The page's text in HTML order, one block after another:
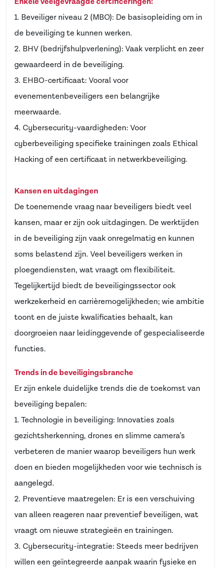
1. Beveiliger niveau 2 (MBO): De basisopleiding om in
de beveiliging te kunnen werken.
2. BHV (bedrijfshulpverlening): Vaak verplicht en zeer
gewaardeerd in de beveiliging.
3. EHBO-certificaat: Vooral voor
evenementenbeveiligers een belangrijke
meerwaarde.
4. Cybersecurity-vaardigheden: Voor
cyberbeveiliging specifieke trainingen zoals Ethical
Hacking of een certificaat in netwerkbeveiliging.
Kansen en uitdagingen
De toenemende vraag naar beveiligers biedt veel
kansen, maar er zijn ook uitdagingen. De werktijden
in de beveiliging zijn vaak onregelmatig en kunnen
soms belastend zijn. Veel beveiligers werken in
ploegendiensten, wat vraagt om flexibiliteit.
Tegelijkertijd biedt de beveiligingssector ook
werkzekerheid en carrièremogelijkheden; wie ambitie
toont en de juiste kwalificaties behaalt, kan
doorgroeien naar leidinggevende of gespecialiseerde
functies.
Trends in de beveiligingsbranche
Er zijn enkele duidelijke trends die de toekomst van
beveiliging bepalen:
1. Technologie in beveiliging: Innovaties zoals
gezichtsherkenning, drones en slimme camera’s
verbeteren de manier waarop beveiligers hun werk
doen en bieden mogelijkheden voor wie technisch is
aangelegd.
2. Preventieve maatregelen: Er is een verschuiving
van alleen reageren naar preventief beveiligen, wat
vraagt om nieuwe strategieën en trainingen.
3. Cybersecurity-integratie: Steeds meer bedrijven
willen een geïntegreerde aanpak waarin fysieke en